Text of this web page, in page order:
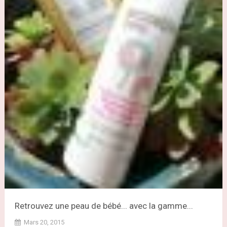
Retrouvez une peau de bébé... avec la gamme...
Mars 20, 2015